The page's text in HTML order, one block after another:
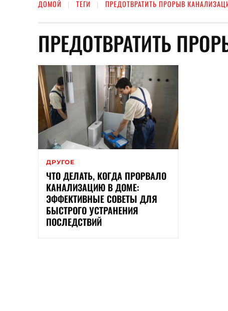
ДОМОЙ ТЕГИ ПРЕДОТВРАТИТЬ ПРОРЫВ
ПРЕДОТВРАТИТЬ
ДРУГОЕ
ЧТО ДЕЛАТЬ, КОГДА ПРОРВАЛО
КАНАЛИЗАЦИЮ В ДОМЕ:
ЭФФЕКТИВНЫЕ СОВЕТЫ ДЛЯ
БЫСТРОГО УСТРАНЕНИЯ
ПОСЛЕДСТВИЙ